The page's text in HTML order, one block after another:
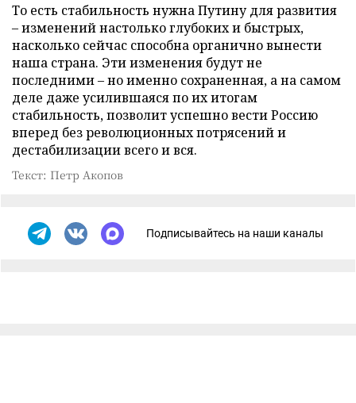
То есть стабильность нужна Путину для развития
– изменений настолько глубоких и быстрых,
насколько сейчас способна органично вынести
наша страна. Эти изменения будут не
последними – но именно сохраненная, а на самом
деле даже усилившаяся по их итогам
стабильность, позволит успешно вести Россию
вперед без революционных потрясений и
дестабилизации всего и вся.
Текст: Петр Акопов
Подписывайтесь на наши каналы